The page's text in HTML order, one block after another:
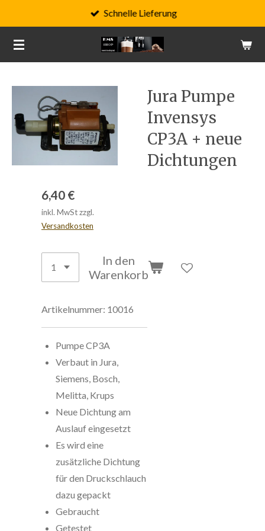
Hauptinhalt
springen
Schnelle Lieferung
Jura Pumpe
Invensys
CP3A + neue
Dichtungen
6,40 €
inkl. MwSt zzgl.
Versandkosten
In den
Warenkorb
Artikelnummer: 10016
Pumpe CP3A
Verbaut in Jura,
Siemens, Bosch,
Melitta, Krups
Neue Dichtung am
Auslauf eingesetzt
Es wird eine
zusätzliche Dichtung
für den Druckschlauch
dazu gepackt
Gebraucht
Getestet